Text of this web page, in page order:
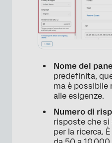
Nome del
predefinita,
ma è possibile
alle esigenze.
Numero di
risposte che si
per la ricerca.